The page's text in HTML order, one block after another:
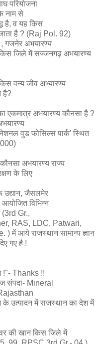
परियोजना
नाम से
है, व यह किस
है ? (Raj Pol. 92)
गजनेर अभयारण्य
जिले में सज्जनगढ़ अभयारण्य
वन्य जीव अभ्यारण्य
है?
एकमात्र अभयारण्य कौनसा है ?
वुड फोसिल्स पार्क' स्थित
अभयारण्य राज्य
के लिए
उद्यान, जैसलमेर
आयोजित विभिन्न
(3rd Gr.,
RAS, LDC, Patwari,
) में आये राजस्थान सामान्य ज्ञान
गए है !
!"- Thanks !!
संपदा- Mineral
के उत्पादन में राजस्थान का देश में
की खान किस जिले में